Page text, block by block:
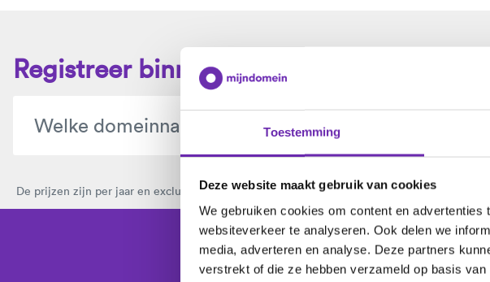
Toestemming
Deze website maakt gebruik van cookies
We gebruiken cookies om content en
websiteverkeer te analyseren. Ook delen we
media, adverteren en analyse. Deze partners
verstrekt of die ze hebben verzameld op basis
Registreer binnen 1 minuut je domeinnaam
De prijzen zijn per jaar en exclusief btw. Bekijk hier alle domeinextensies.
Kies je domeinnaam